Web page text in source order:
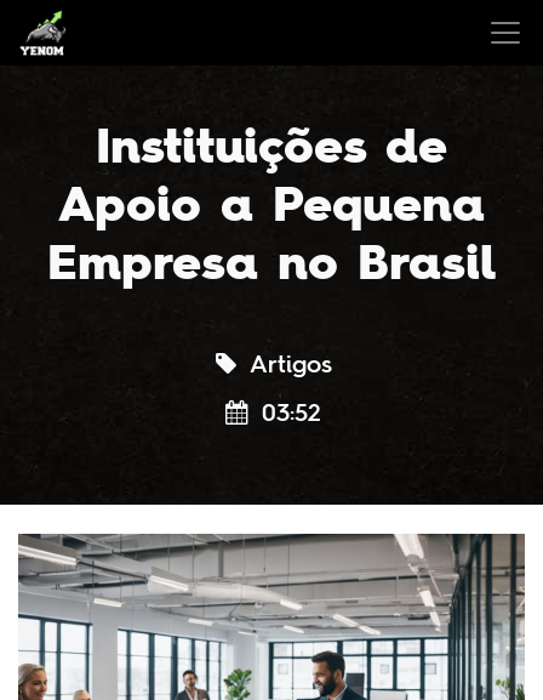
Instituições de
Apoio a Pequena
Empresa no Brasil
Artigos
03:52